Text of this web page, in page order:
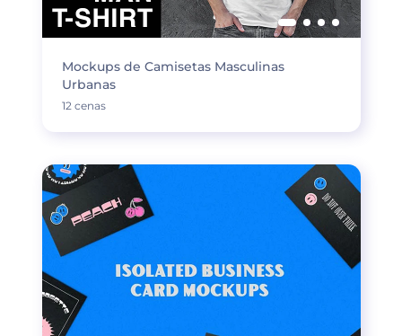
Mockups de Camisetas Masculinas
Urbanas
12 cenas